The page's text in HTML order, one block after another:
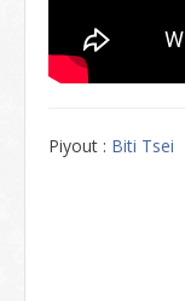
Piyout : Biti Tsei